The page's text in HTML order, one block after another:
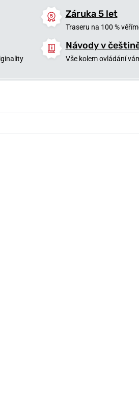
Záruka 5 let
Traseru na 100 %
Návody v
Vše kolem ovládání